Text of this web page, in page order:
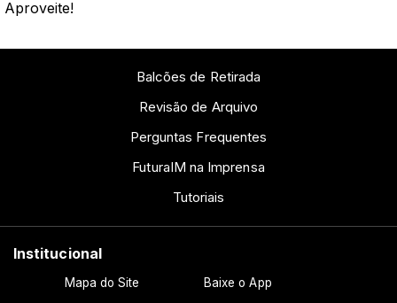
Aproveite!
Balcões de Retirada
Revisão de Arquivo
Perguntas Frequentes
FuturaIM na Imprensa
Tutoriais
Institucional
Mapa do Site Baixe o App